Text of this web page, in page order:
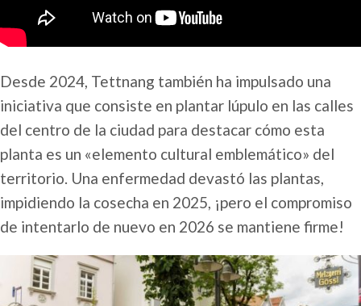
Desde 2024, Tettnang también ha impulsado una
iniciativa que consiste en plantar lúpulo en las calles
del centro de la ciudad para destacar cómo esta
planta es un «elemento cultural emblemático» del
territorio. Una enfermedad devastó las plantas,
impidiendo la cosecha en 2025, ¡pero el compromiso
de intentarlo de nuevo en 2026 se mantiene firme!